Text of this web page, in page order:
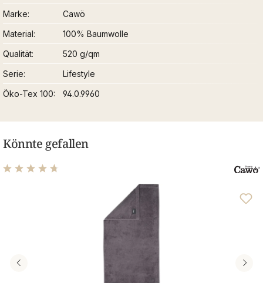
Marke
Cawö
Material
100% Baumwolle
Qualität
520 g/qm
Serie
Lifestyle
Öko-Tex 100
94.0.9960
Könnte gefallen
Durchschnittliche Bewertung von 4.76 von 5 Sternen